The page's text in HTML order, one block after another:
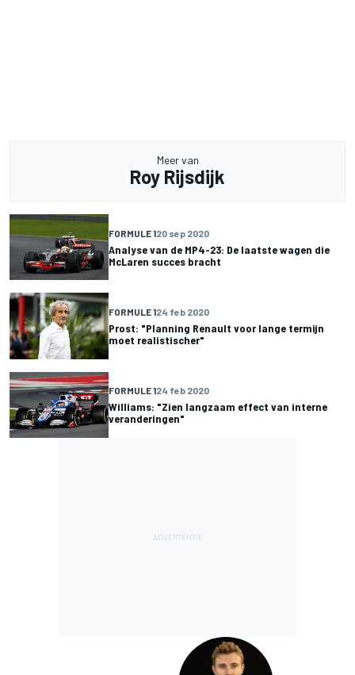
Meer van
Roy Rijsdijk
FORMULE 120 sep 2020
Analyse van de MP4-23: De laatste wagen die
McLaren succes bracht
FORMULE 124 feb 2020
Prost: "Planning Renault voor lange termijn
moet realistischer"
FORMULE 124 feb 2020
Williams: "Zien langzaam effect van interne
veranderingen"